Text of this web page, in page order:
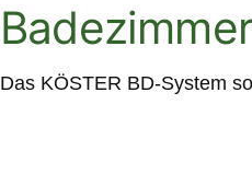
Das KÖSTER BD-System